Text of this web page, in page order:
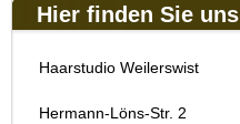
Hier finden Sie uns
Haarstudio Weilerswist
Hermann-Löns-Str. 2